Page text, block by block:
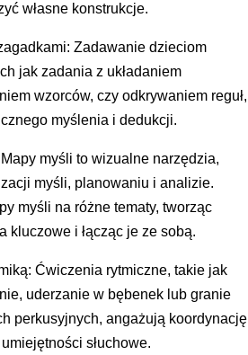
własne konstrukcje.
Zadawanie dzieciom
jak zadania z układaniem
wzorców, czy odkrywaniem reguł,
myślenia i dedukcji.
myśli to wizualne narzędzia,
myśli, planowaniu i analizie.
myśli na różne tematy, tworząc
kluczowe i łącząc je ze sobą.
Ćwiczenia rytmiczne, takie jak
uderzanie w bębenek lub granie
perkusyjnych, angażują koordynację
słuchowe.